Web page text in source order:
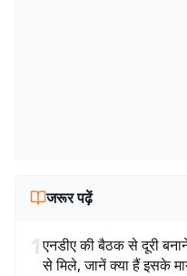
जरूर पढ़ें
1एनडीए की बैठक से दूरी
से मिले, जानें क्या हैं इसके